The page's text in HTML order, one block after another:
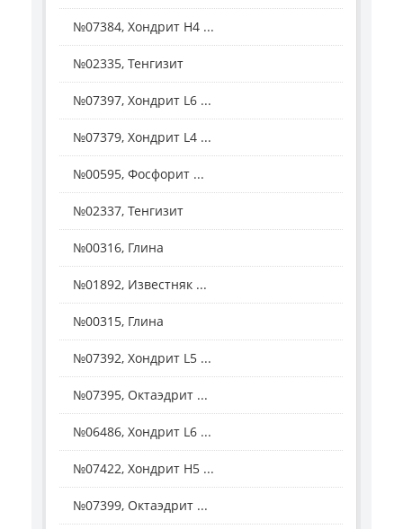
№07384, Хондрит Н4 ...
№02335, Тенгизит
№07397, Хондрит L6 ...
№07379, Хондрит L4 ...
№00595, Фосфорит ...
№02337, Тенгизит
№00316, Глина
№01892, Известняк ...
№00315, Глина
№07392, Хондрит L5 ...
№07395, Октаэдрит ...
№06486, Хондрит L6 ...
№07422, Хондрит Н5 ...
№07399, Октаэдрит ...